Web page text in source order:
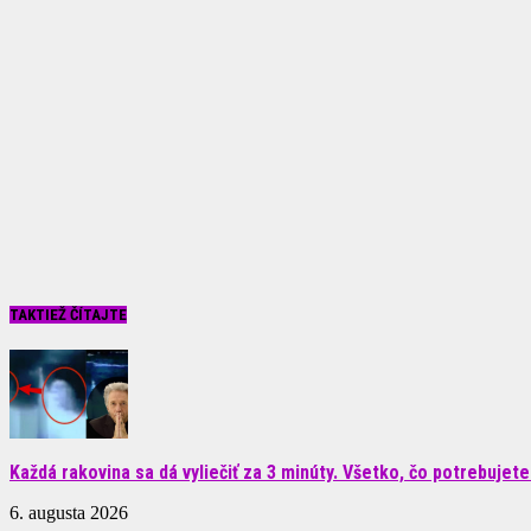
TAKTIEŽ ČÍTAJTE
Každá rakovina sa dá vyliečiť za 3 minúty. Všetko, čo
6. augusta 2026